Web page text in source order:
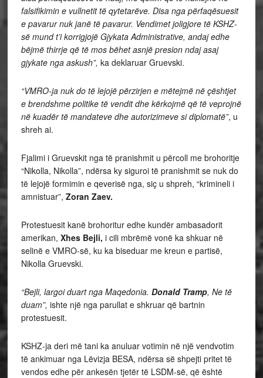
falsifikimin e vullnetit të qytetarëve. Disa nga përfaqësuesit
e pavarur nuk janë të pavarur. Vendimet joligjore të KSHZ-
së mund t’i korrigjojë Gjykata Administrative, andaj edhe
bëjmë thirrje që të mos bëhet asnjë presion ndaj asaj
gjykate nga askush”, ka deklaruar Gruevski.
“VMRO-ja nuk do të lejojë përzirjen e mëtejmë në çështjet
e brendshme politike të vendit dhe kërkojmë që të veprojnë
në kuadër të mandateve dhe autorizimeve si diplomatë”, u
shreh ai.
Fjalimi i Gruevskit nga të pranishmit u përcoll me brohoritje
“Nikolla, Nikolla”, ndërsa ky siguroi të pranishmit se nuk do
të lejojë formimin e qeverisë nga, siç u shpreh, “krimineli i
amnistuar”, Zoran Zaev.
Protestuesit kanë brohoritur edhe kundër ambasadorit
amerikan, Xhes Bejli, i cili mbrëmë vonë ka shkuar në
selinë e VMRO-së, ku ka biseduar me kreun e partisë,
Nikolla Gruevski.
“Bejli, largoi duart nga Maqedonia. Donald Tramp, Ne të
duam”, ishte një nga parullat e shkruar që bartnin
protestuesit.
KSHZ-ja deri më tani ka anuluar votimin në një vendvotim
të ankimuar nga Lëvizja BESA, ndërsa së shpejti pritet të
vendos edhe për ankesën tjetër të LSDM-së, që është